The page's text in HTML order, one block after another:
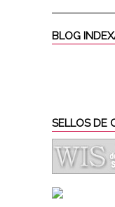
BLOG
SELLOS DE